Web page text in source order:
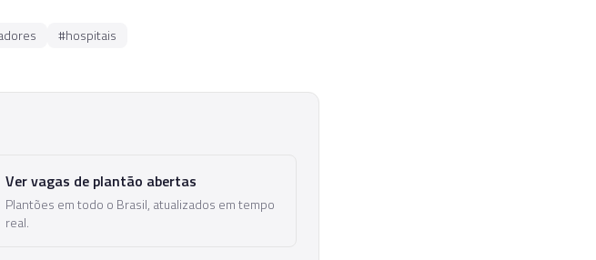
#hospitais
Ver vagas de plantão abertas
Plantões em todo o Brasil, atualizados em tempo
real.